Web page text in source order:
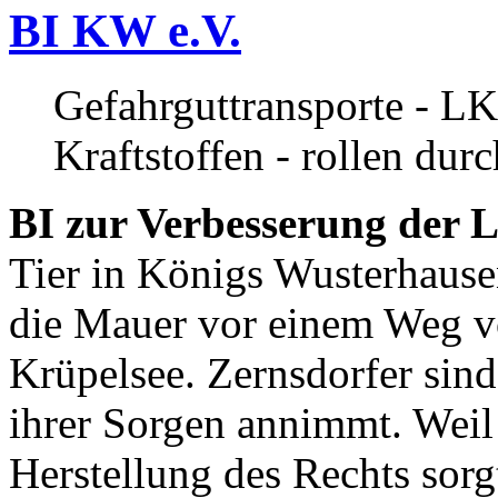
BI KW e.V.
Gefahrguttransporte -
Kraftstoffen - rollen
BI zur Verbesserung der
Tier in Königs
die Mauer vor einem Weg
Krüpelsee. Zernsdorfer
ihrer Sorgen annimmt.
Herstellung des Rechts